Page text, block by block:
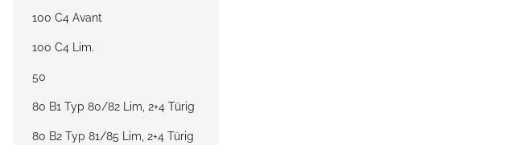
100 C4 Avant
100 C4 Lim.
50
80 B1 Typ 80/82 Lim, 2+4 Türig
80 B2 Typ 81/85 Lim, 2+4 Türig